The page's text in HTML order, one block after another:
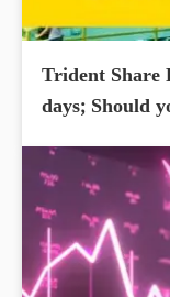
Trident Share
days; Should